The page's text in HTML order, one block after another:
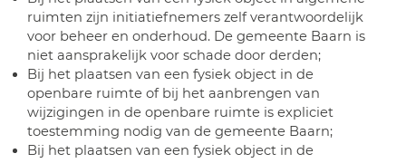
ruimten zijn initiatiefnemers zelf verantwoordelijk
voor beheer en onderhoud. De gemeente Baarn is
niet aansprakelijk voor schade door derden;
Bij het plaatsen van een fysiek object in de
openbare ruimte of bij het aanbrengen van
wijzigingen in de openbare ruimte is expliciet
toestemming nodig van de gemeente Baarn;
Bij het plaatsen van een fysiek object in de